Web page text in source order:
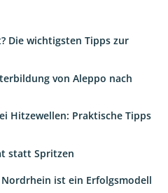
Die wichtigsten Tipps zur
von Aleppo nach
Hitzewellen: Praktische Tipps
statt Spritzen
ist ein Erfolgsmodell